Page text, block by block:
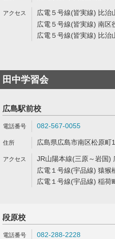
広電５号線(皆実線) 比治
広電５号線(皆実線) 南区
広電５号線(皆実線) 比治
田中学習会
広島駅前校
082-567-0055
広島県広島市南区松原
JR山陽本線(三原～岩国)
広電１号線(宇品線) 猿猴
広電１号線(宇品線) 稲荷
段原校
082-288-2228